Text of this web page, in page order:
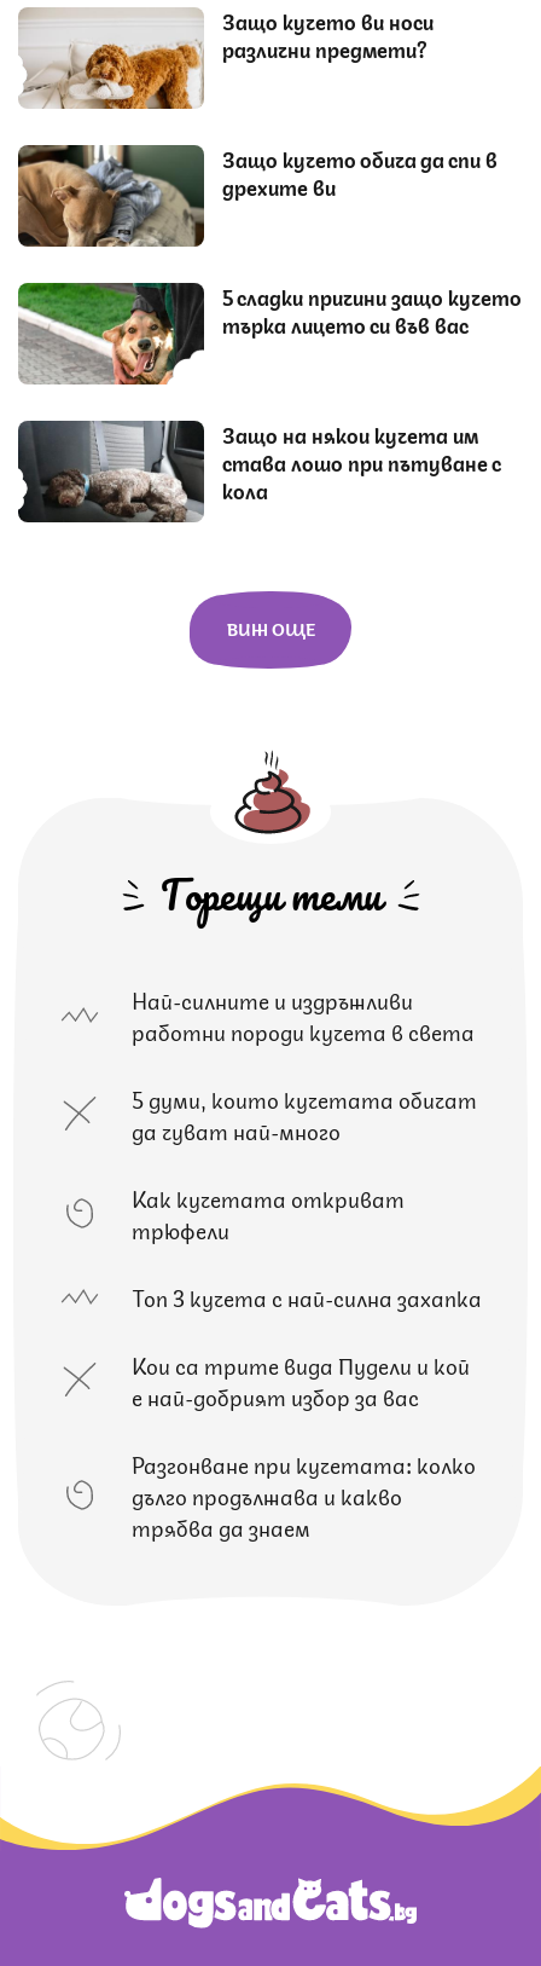
Защо кучето ви носи
различни предмети?
Защо кучето обича да спи в
дрехите ви
5 сладки причини защо кучето
търка лицето си във вас
Защо на някои кучета им
става лошо при пътуване с
кола
ВИЖ ОЩЕ
Горещи теми
Най-силните и издръжливи
работни породи кучета в света
5 думи, които кучетата обичат
да чуват най-много
Как кучетата откриват
трюфели
Топ 3 кучета с най-силна захапка
Кои са трите вида Пудели и кой
е най-добрият избор за вас
Разгонване при кучетата: колко
дълго продължава и какво
трябва да знаем